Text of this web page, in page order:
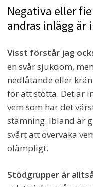
Negativa eller
andras inlägg är
Visst förstår jag
en svår sjukdom,
nedlåtande eller
för att stötta. Det är
vem som har det
stämning. Ibland är
svårt att övervaka
olämpligt.
Stödgrupper är